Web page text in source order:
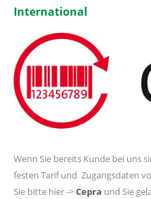
International
Wenn Sie bereits Kunde bei uns
festen Tarif und Zugangsdaten
Sie bitte hier ->Cepra und Sie